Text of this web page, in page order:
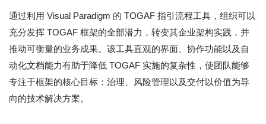
通过利用 Visual Paradigm 的 TOGAF 指引流程工具，组织可以
充分发挥 TOGAF 框架的全部潜力，转变其企业架构实践，并
推动可衡量的业务成果。该工具直观的界面、协作功能以及自
动化文档能力有助于降低 TOGAF 实施的复杂性，使团队能够
专注于框架的核心目标：治理、风险管理以及交付以价值为导
向的技术解决方案。